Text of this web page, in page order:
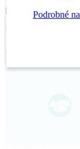
FiltrovatPodrobné